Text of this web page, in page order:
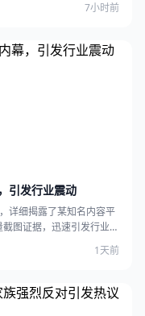
7小时前
引发行业震动
详细揭露了某知名内容平
图证据，迅速引发行业广
1天前